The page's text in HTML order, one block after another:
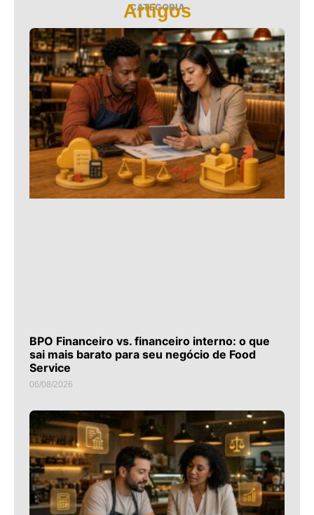
CATEGORIA
Artigos
BPO Financeiro vs. financeiro interno: o que
sai mais barato para seu negócio de Food
Service
06/08/2026